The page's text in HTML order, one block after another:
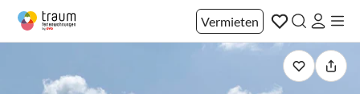
Vermieten